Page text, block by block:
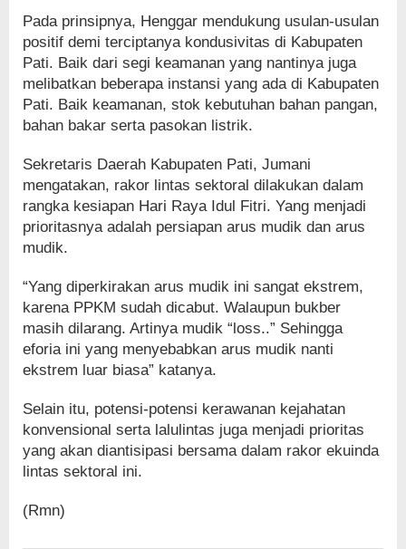
Pada prinsipnya, Henggar mendukung usulan-usulan
positif demi terciptanya kondusivitas di Kabupaten
Pati. Baik dari segi keamanan yang nantinya juga
melibatkan beberapa instansi yang ada di Kabupaten
Pati. Baik keamanan, stok kebutuhan bahan pangan,
bahan bakar serta pasokan listrik.
Sekretaris Daerah Kabupaten Pati, Jumani
mengatakan, rakor lintas sektoral dilakukan dalam
rangka kesiapan Hari Raya Idul Fitri. Yang menjadi
prioritasnya adalah persiapan arus mudik dan arus
mudik.
“Yang diperkirakan arus mudik ini sangat ekstrem,
karena PPKM sudah dicabut. Walaupun bukber
masih dilarang. Artinya mudik “loss..” Sehingga
eforia ini yang menyebabkan arus mudik nanti
ekstrem luar biasa” katanya.
Selain itu, potensi-potensi kerawanan kejahatan
konvensional serta lalulintas juga menjadi prioritas
yang akan diantisipasi bersama dalam rakor ekuinda
lintas sektoral ini.
(Rmn)